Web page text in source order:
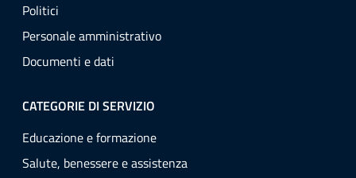
Politici
Personale amministrativo
Documenti e dati
CATEGORIE DI SERVIZIO
Educazione e formazione
Salute, benessere e assistenza